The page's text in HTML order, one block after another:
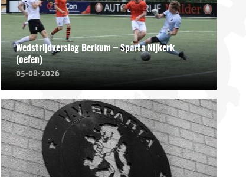
Wedstrijdverslag Berkum – Sparta Nijkerk
(oefen)
05-08-2026